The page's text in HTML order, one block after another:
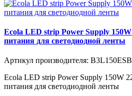
Ecola LED strip Power Supply
питания для светодиодной ленты
Артикул производителя: B3L150ESB
Ecola LED strip Power Supply 150W
питания для светодиодной ленты